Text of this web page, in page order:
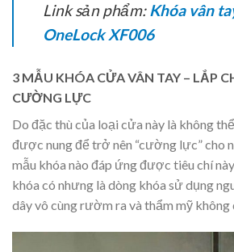
Link sản phẩm:Khóa vân
OneLock XF006
3 MẪU KHÓA CỬA VÂN TAY – LẮP
CƯỜNG LỰC
Do đặc thù của loại cửa này là không
được nung để trở nên “cường lực” cho
mẫu khóa nào đáp ứng được tiêu chí
khóa có nhưng là dòng khóa sử dụng
dây vô cùng rườm ra và thẩm mỹ không